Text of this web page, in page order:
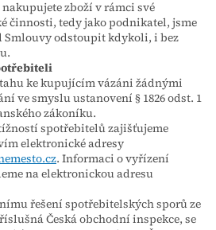
zboží v rámci své
činnosti, tedy jako podnikatel, jsme
Smlouvy odstoupit kdykoli, i bez
ke kupujícím vázáni žádnými
ve smyslu ustanovení § 1826 odst. 1
zákoníku.
spotřebitelů zajišťujeme
elektronické adresy
. Informaci o vyřízení
na elektronickou adresu
řešení spotřebitelských sporů ze
Česká obchodní inspekce, se